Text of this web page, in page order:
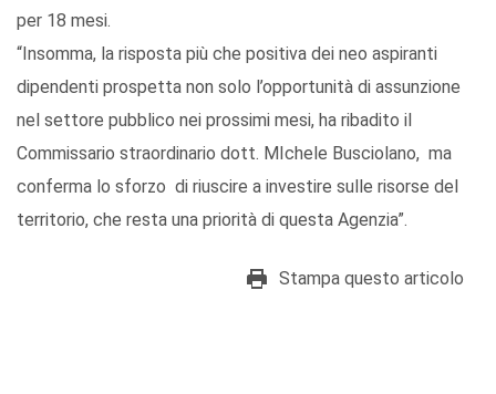
per 18 mesi.
“Insomma, la risposta più che positiva dei neo aspiranti
dipendenti prospetta non solo l’opportunità di assunzione
nel settore pubblico nei prossimi mesi, ha ribadito il
Commissario straordinario dott. MIchele Busciolano, ma
conferma lo sforzo di riuscire a investire sulle risorse del
territorio, che resta una priorità di questa Agenzia”.
Stampa questo articolo